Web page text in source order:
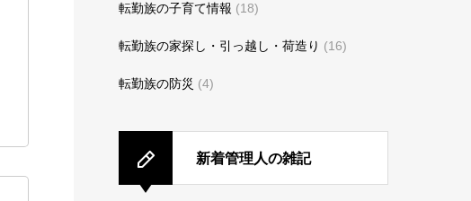
転勤族の子育て情報 (18)
転勤族の家探し・引っ越し・荷造り (16)
転勤族の防災 (4)
新着管理人の雑記